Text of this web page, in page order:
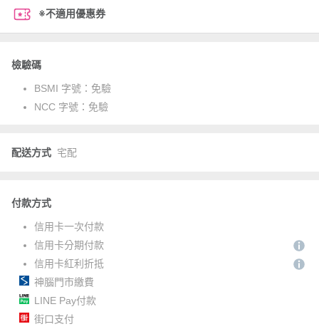
※不適用優惠券
檢驗碼
BSMI 字號： 免驗
NCC 字號： 免驗
配送方式 宅配
付款方式
信用卡一次付款
信用卡分期付款
信用卡紅利折抵
神腦門市繳費
LINE Pay付款
街口支付